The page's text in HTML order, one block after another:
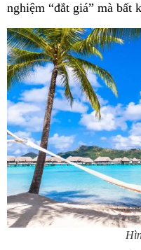
nghiệm “đắt giá” mà bất